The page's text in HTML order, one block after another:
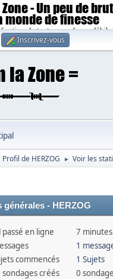
Zone - Un peu de
monde de finesse
de textes sombres,
Inscrivez-vous
Profil de HERZOG ► Voir les
- HERZOG
en ligne
7
1
commencés
1 Sujets
créés
0